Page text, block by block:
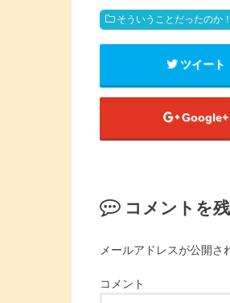
そういうことだったのか！
ツイート
Google+
コメントを
メールアドレスが公開さ
コメント